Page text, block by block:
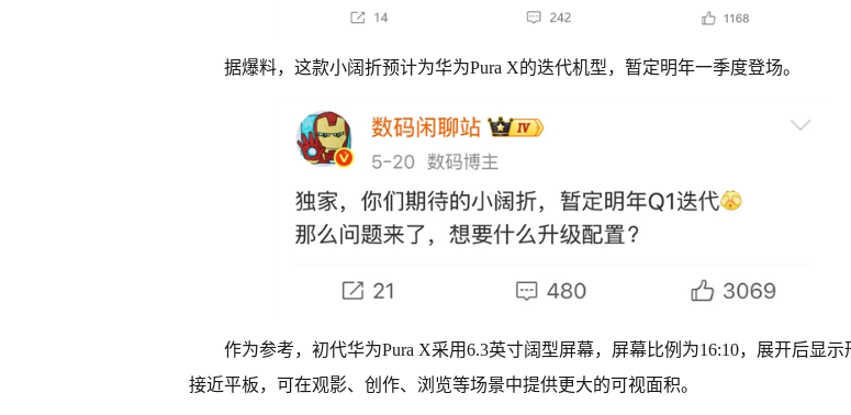
据爆料，这款小阔折预计为华为Pura X的迭代机型，暂定明年一季度登场。
作为参考，初代华为Pura X采用6.3英寸阔型屏幕，屏幕比例为16:10，展开后显示
接近平板，可在观影、创作、浏览等场景中提供更大的可视面积。